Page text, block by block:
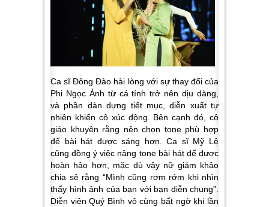
Ca sĩ Đông Đào hài lòng với sự thay đổi của
Phi Ngọc Ánh từ cá tính trở nên dịu dàng,
và phần dàn dựng tiết mục, diễn xuất tự
nhiên khiến cô xúc động. Bên cạnh đó, cô
giáo khuyên rằng nên chọn tone phù hợp
để bài hát được sáng hơn. Ca sĩ Mỹ Lệ
cũng đồng ý việc nâng tone bài hát để được
hoàn hảo hơn, mặc dù vậy nữ giám khảo
chia sẻ rằng “Mình cũng rơm rớm khi nhìn
thấy hình ảnh của bạn với bạn diễn chung”.
Diễn viên Quý Bình vô cùng bất ngờ khi lần